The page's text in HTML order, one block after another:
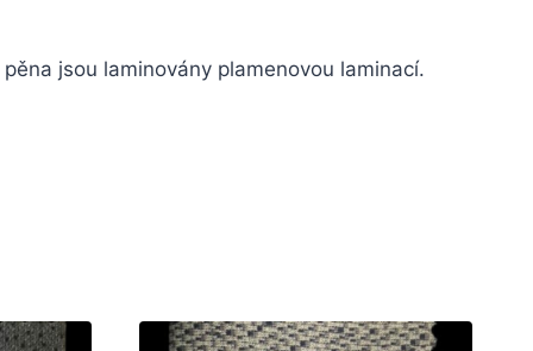
jsou laminovány plamenovou laminací.